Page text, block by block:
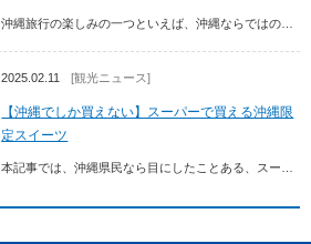
2025.02.11 [観光ニュース]
【沖縄でしか買えない】スーパーで買える沖縄限
定スイーツ